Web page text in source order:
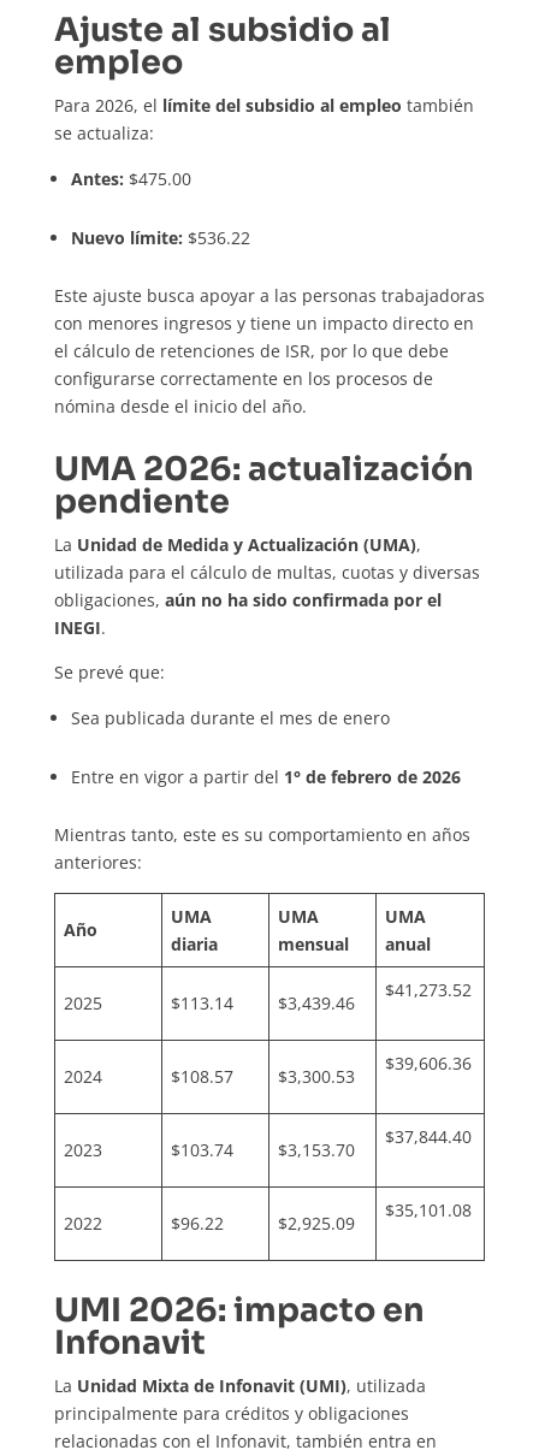
Ajuste al subsidio al
empleo
Para 2026, el límite del subsidio al empleo también
se actualiza:
Antes: $475.00
Nuevo límite: $536.22
Este ajuste busca apoyar a las personas trabajadoras
con menores ingresos y tiene un impacto directo en
el cálculo de retenciones de ISR, por lo que debe
configurarse correctamente en los procesos de
nómina desde el inicio del año.
UMA 2026: actualización
pendiente
La Unidad de Medida y Actualización (UMA),
utilizada para el cálculo de multas, cuotas y diversas
obligaciones, aún no ha sido confirmada por el
INEGI.
Se prevé que:
Sea publicada durante el mes de enero
Entre en vigor a partir del 1° de febrero de 2026
Mientras tanto, este es su comportamiento en años
anteriores:
Año
UMA
diaria
UMA
mensual
UMA
anual
2025 $113.14 $3,439.46
$41,273.52
2024 $108.57 $3,300.53
$39,606.36
2023 $103.74 $3,153.70
$37,844.40
2022 $96.22 $2,925.09
$35,101.08
UMI 2026: impacto en
Infonavit
La Unidad Mixta de Infonavit (UMI), utilizada
principalmente para créditos y obligaciones
relacionadas con el Infonavit, también entra en